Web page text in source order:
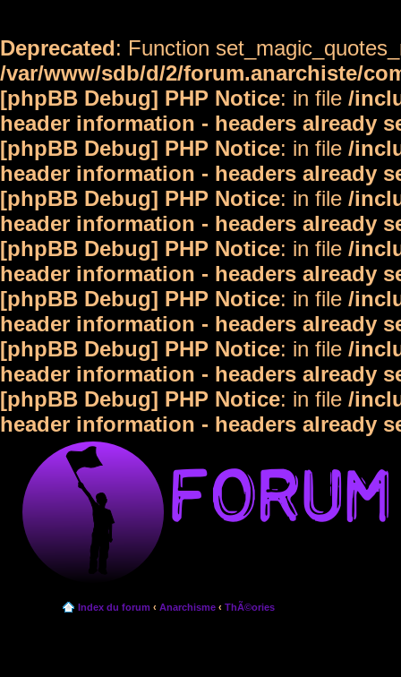
Deprecated: Function
/var/www/sdb/d/2/forum.anarchiste/
[phpBB Debug] PHP Notice: in file /
header information - headers already
[phpBB Debug] PHP Notice: in file /
header information - headers already
[phpBB Debug] PHP Notice: in file /
header information - headers already
[phpBB Debug] PHP Notice: in file /
header information - headers already
[phpBB Debug] PHP Notice: in file /
header information - headers already
[phpBB Debug] PHP Notice: in file /
header information - headers already
[phpBB Debug] PHP Notice: in file /
header information - headers already
Index du forum ‹ Anarchisme ‹ ThÃ©ories